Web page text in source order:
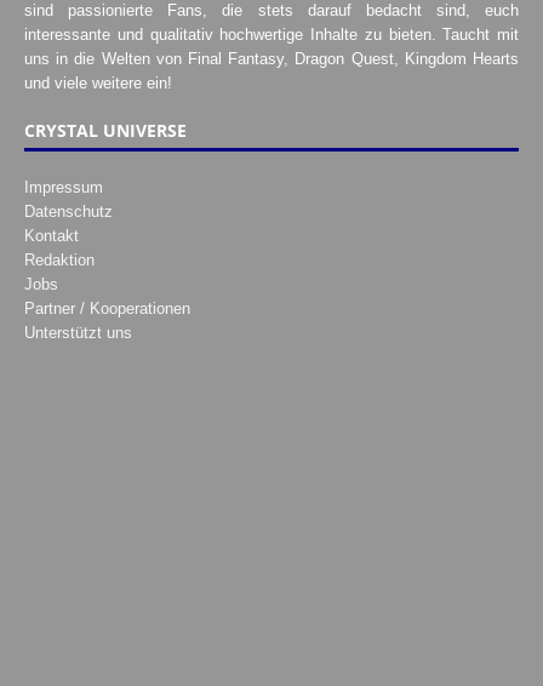
sind passionierte Fans, die stets darauf bedacht sind, euch
interessante und qualitativ hochwertige Inhalte zu bieten. Taucht mit
uns in die Welten von Final Fantasy, Dragon Quest, Kingdom Hearts
und viele weitere ein!
CRYSTAL UNIVERSE
Impressum
Datenschutz
Kontakt
Redaktion
Jobs
Partner / Kooperationen
Unterstützt uns